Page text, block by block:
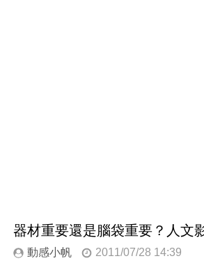
器材重要還是腦袋重要？人文
動感小帆 2011/07/28 14:39